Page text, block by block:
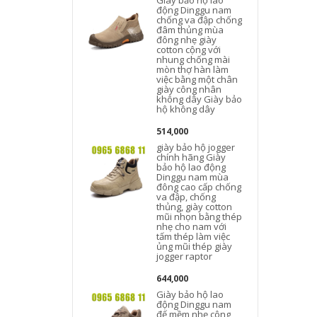
động Dinggu nam
chống va đập chống
đâm thủng mùa
đông nhẹ giày
cotton cộng với
nhung chống mài
mòn thợ hàn làm
việc bằng một chân
giày công nhân
không dây Giày bảo
hộ không dây
514,000
giày bảo hộ jogger
chính hãng Giày
bảo hộ lao động
Dinggu nam mùa
đông cao cấp chống
va đập, chống
thủng, giày cotton
mũi nhọn bằng thép
nhẹ cho nam với
tấm thép làm việc
ủng mũi thép giày
jogger raptor
644,000
Giày bảo hộ lao
động Dinggu nam
đế mềm nhẹ công